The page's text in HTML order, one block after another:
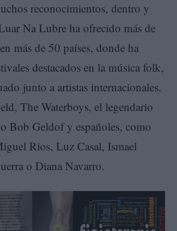
reconocimientos, dentro y
Na Lubre ha ofrecido más de
más de 50 países, donde ha
destacados en la música folk,
junto a artistas internacionales,
The Waterboys, el legendario
Bob Geldof y españoles, como
Rios, Luz Casal, Ismael
o Diana Navarro.